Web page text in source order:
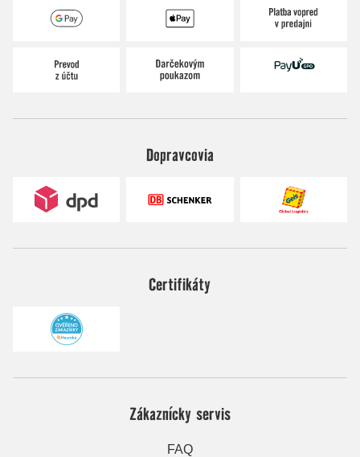
Dopravcovia
Certifikáty
Zákaznícky servis
FAQ